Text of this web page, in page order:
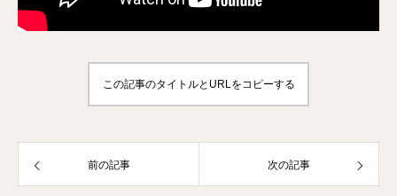
この記事のタイトルとURLをコピーする
前の記事 次の記事